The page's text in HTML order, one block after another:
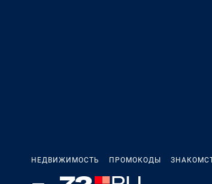
НЕДВИЖИМОСТЬ ПРОМОКОДЫ